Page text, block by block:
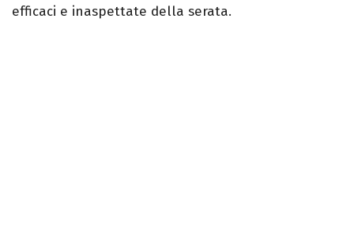
efficaci e inaspettate della serata.